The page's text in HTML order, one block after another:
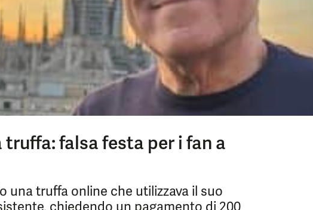
falsa festa per i fan a
una truffa online che utilizzava il suo